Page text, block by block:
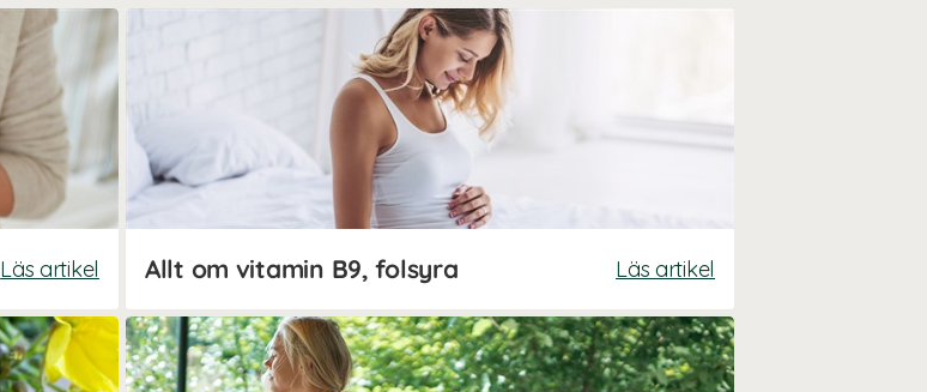
Läs artikel Allt om vitamin B9, folsyra Läs artikel